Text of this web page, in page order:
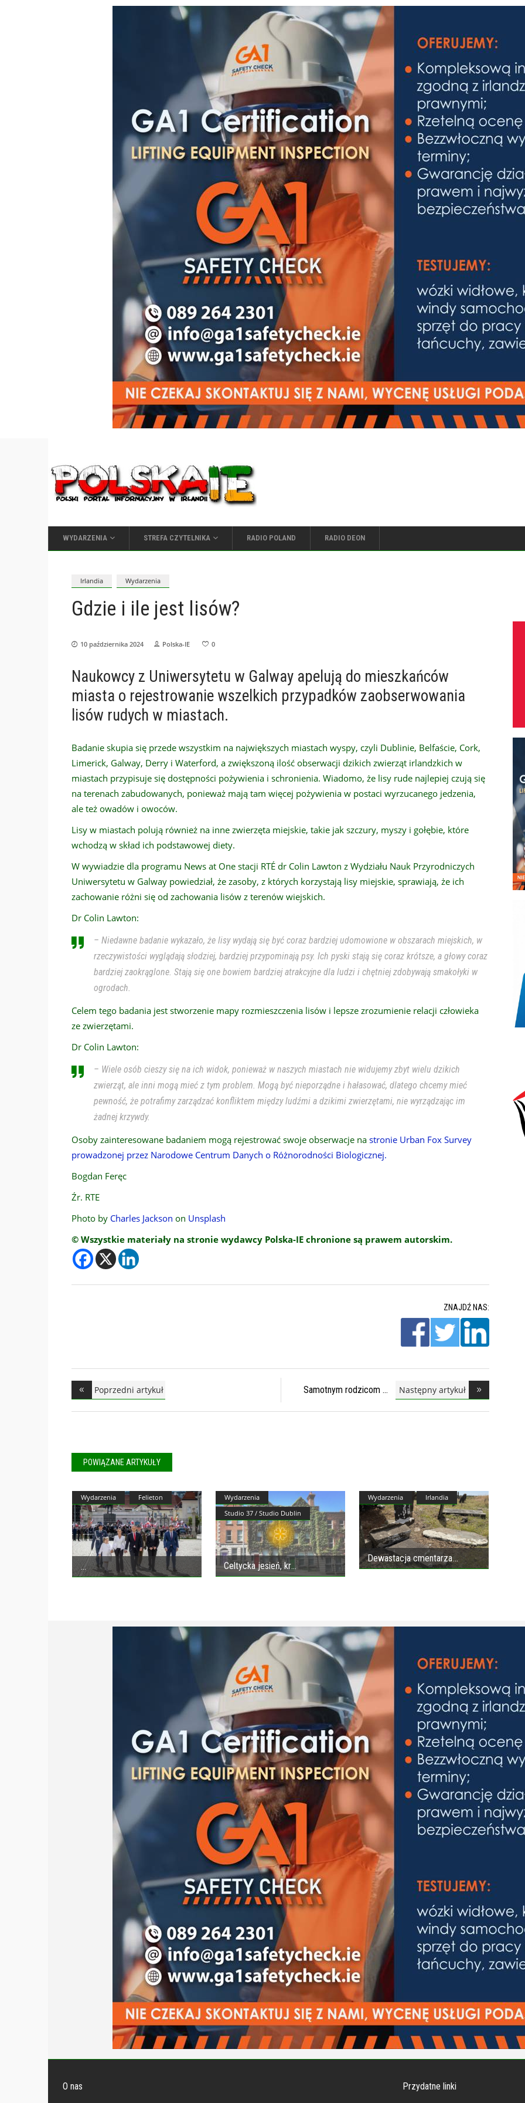
WYDARZENIA STREFA CZYTELNIKA RADIO POLAND RADIO DEON
Irlandia Wydarzenia
Gdzie i ile jest lisów?
10 października 2024 Polska-IE 0
Naukowcy z Uniwersytetu w Galway apelują do mieszkańców
miasta o rejestrowanie wszelkich przypadków zaobserwowania
lisów rudych w miastach.
Badanie skupia się przede wszystkim na największych miastach wyspy, czyli Dublinie, Belfaście, Cork,
Limerick, Galway, Derry i Waterford, a zwiększoną ilość obserwacji dzikich zwierząt irlandzkich w
miastach przypisuje się dostępności pożywienia i schronienia. Wiadomo, że lisy rude najlepiej czują się
na terenach zabudowanych, ponieważ mają tam więcej pożywienia w postaci wyrzucanego jedzenia,
ale też owadów i owoców.
Lisy w miastach polują również na inne zwierzęta miejskie, takie jak szczury, myszy i gołębie, które
wchodzą w skład ich podstawowej diety.
W wywiadzie dla programu News at One stacji RTÉ dr Colin Lawton z Wydziału Nauk Przyrodniczych
Uniwersytetu w Galway powiedział, że zasoby, z których korzystają lisy miejskie, sprawiają, że ich
zachowanie różni się od zachowania lisów z terenów wiejskich.
Dr Colin Lawton:
– Niedawne badanie wykazało, że lisy wydają się być coraz bardziej udomowione w obszarach miejskich, w
rzeczywistości wyglądają słodziej, bardziej przypominają psy. Ich pyski stają się coraz krótsze, a głowy coraz
bardziej zaokrąglone. Stają się one bowiem bardziej atrakcyjne dla ludzi i chętniej zdobywają smakołyki w
ogrodach.
Celem tego badania jest stworzenie mapy rozmieszczenia lisów i lepsze zrozumienie relacji człowieka
ze zwierzętami.
Dr Colin Lawton:
– Wiele osób cieszy się na ich widok, ponieważ w naszych miastach nie widujemy zbyt wielu dzikich
zwierząt, ale inni mogą mieć z tym problem. Mogą być nieporządne i hałasować, dlatego chcemy mieć
pewność, że potrafimy zarządzać konfliktem między ludźmi a dzikimi zwierzętami, nie wyrządzając im
żadnej krzywdy.
Osoby zainteresowane badaniem mogą rejestrować swoje obserwacje na stronie Urban Fox Survey
prowadzonej przez Narodowe Centrum Danych o Różnorodności Biologicznej.
Bogdan Feręc
Źr. RTE
Photo by Charles Jackson on Unsplash
© Wszystkie materiały na stronie wydawcy Polska-IE chronione są prawem autorskim.
ZNAJDŹ NAS:
Poprzedni artykuł
Samotnym rodzicom
Następny artykuł
POWIĄZANE ARTYKUŁY
Wydarzenia Felieton
Wydarzenia
Studio 37 / Studio Dublin
Celtycka jesień, kr
Wydarzenia Irlandia
Dewastacja cmentarza
O nas Przydatne linki